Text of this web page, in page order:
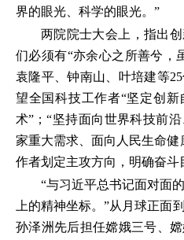
界的眼光、科学的眼光。”
两院院士大会上，指出
们必须有“亦余心之所善兮，
袁隆平、钟南山、叶培建等
望全国科技工作者“坚定创
术”；“坚持面向世界科技前
家重大需求、面向人民生命
作者划定主攻方向，明确奋斗
“与习近平总书记面对面
上的精神坐标。”从月球正面
孙泽洲先后担任嫦娥三号、